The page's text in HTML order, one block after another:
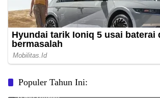
Populer Tahun Ini:
Niat Melerai Cekcok Anak dan Ibu, Ayah Tiri di
Tewas Ditikam